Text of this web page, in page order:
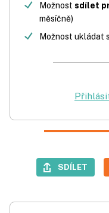
Možnost sdílet
měsíčně)
Možnost ukládat
SDÍLET